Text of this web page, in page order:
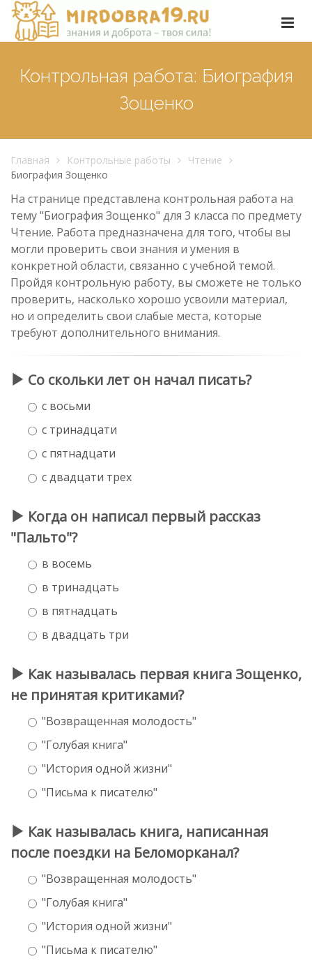
Контрольная работа: Биография
Зощенко
Главная Контрольные работы
Чтение
Биография Зощенко
На странице представлена контрольная работа на
тему "Биография Зощенко" для 3 класса по предмету
Чтение. Работа предназначена для того, чтобы вы
могли проверить свои знания и умения в
конкретной области, связанно с учебной темой.
Пройдя контрольную работу, вы сможете не только
проверить, насколько хорошо усвоили материал,
но и определить свои слабые места, которые
требуют дополнительного внимания.
Со скольки лет он начал писать?
с восьми
с тринадцати
с пятнадцати
с двадцати трех
Когда он написал первый рассказ
"Пальто"?
в восемь
в тринадцать
в пятнадцать
в двадцать три
Как называлась первая книга Зощенко,
не принятая критиками?
"Возвращенная молодость"
"Голубая книга"
"История одной жизни"
"Письма к писателю"
Как называлась книга, написанная
после поездки на Беломорканал?
"Возвращенная молодость"
"Голубая книга"
"История одной жизни"
"Письма к писателю"